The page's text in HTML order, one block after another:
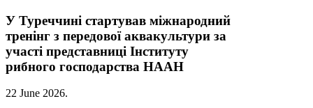
У Туреччині стартував міжнародний
тренінг з передової аквакультури за
участі представниці Інституту
рибного господарства НААН
22 June 2026.